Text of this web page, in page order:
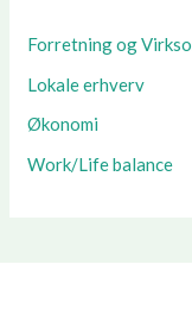
Forretning og
Lokale erhverv
Økonomi
Work/Life balance